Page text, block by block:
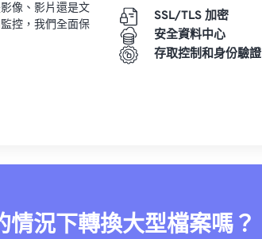
像、影片還是文
控，我們全面保
SSL/TLS 加密
安全資料中心
存取控制和身份驗證
況下轉換大型檔案嗎？